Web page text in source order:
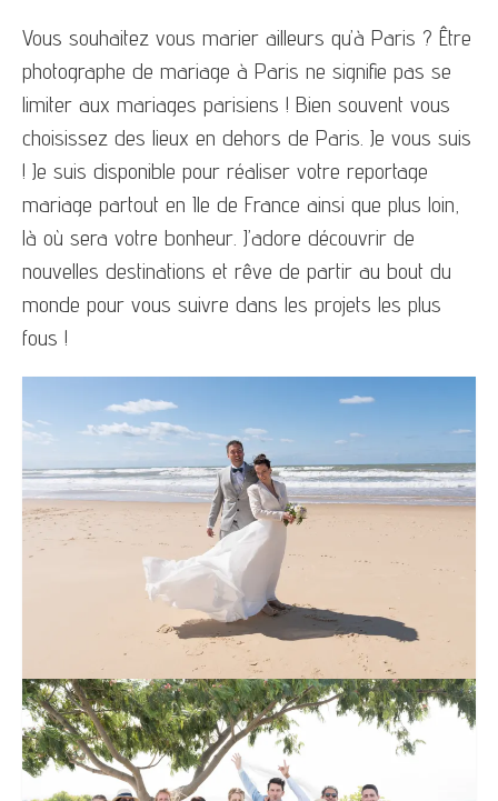
Vous souhaitez vous marier ailleurs qu’à Paris ? Être
photographe de mariage à Paris ne signifie pas se
limiter aux mariages parisiens ! Bien souvent vous
choisissez des lieux en dehors de Paris. Je vous suis
! Je suis disponible pour réaliser votre reportage
mariage partout en Ile de France ainsi que plus loin,
là où sera votre bonheur. J’adore découvrir de
nouvelles destinations et rêve de partir au bout du
monde pour vous suivre dans les projets les plus
fous !